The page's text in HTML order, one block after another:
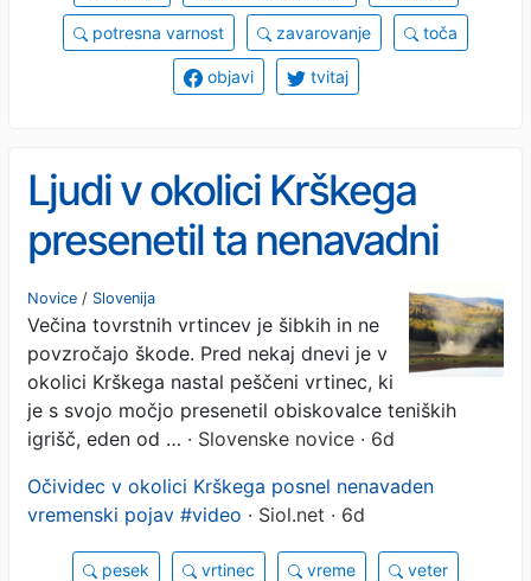
potresna varnost zavarovanje toča
objavi tvitaj
Ljudi v okolici Krškega
presenetil ta nenavadni
vremenski pojav (VIDEO)
Novice / Slovenija
Večina tovrstnih vrtincev je šibkih in ne
povzročajo škode. Pred nekaj dnevi je v
okolici Krškega nastal peščeni vrtinec, ki
je s svojo močjo presenetil obiskovalce teniških
igrišč, eden od … · Slovenske novice · 6d
Očividec v okolici Krškega posnel nenavaden
vremenski pojav #video · Siol.net · 6d
pesek vrtinec vreme veter